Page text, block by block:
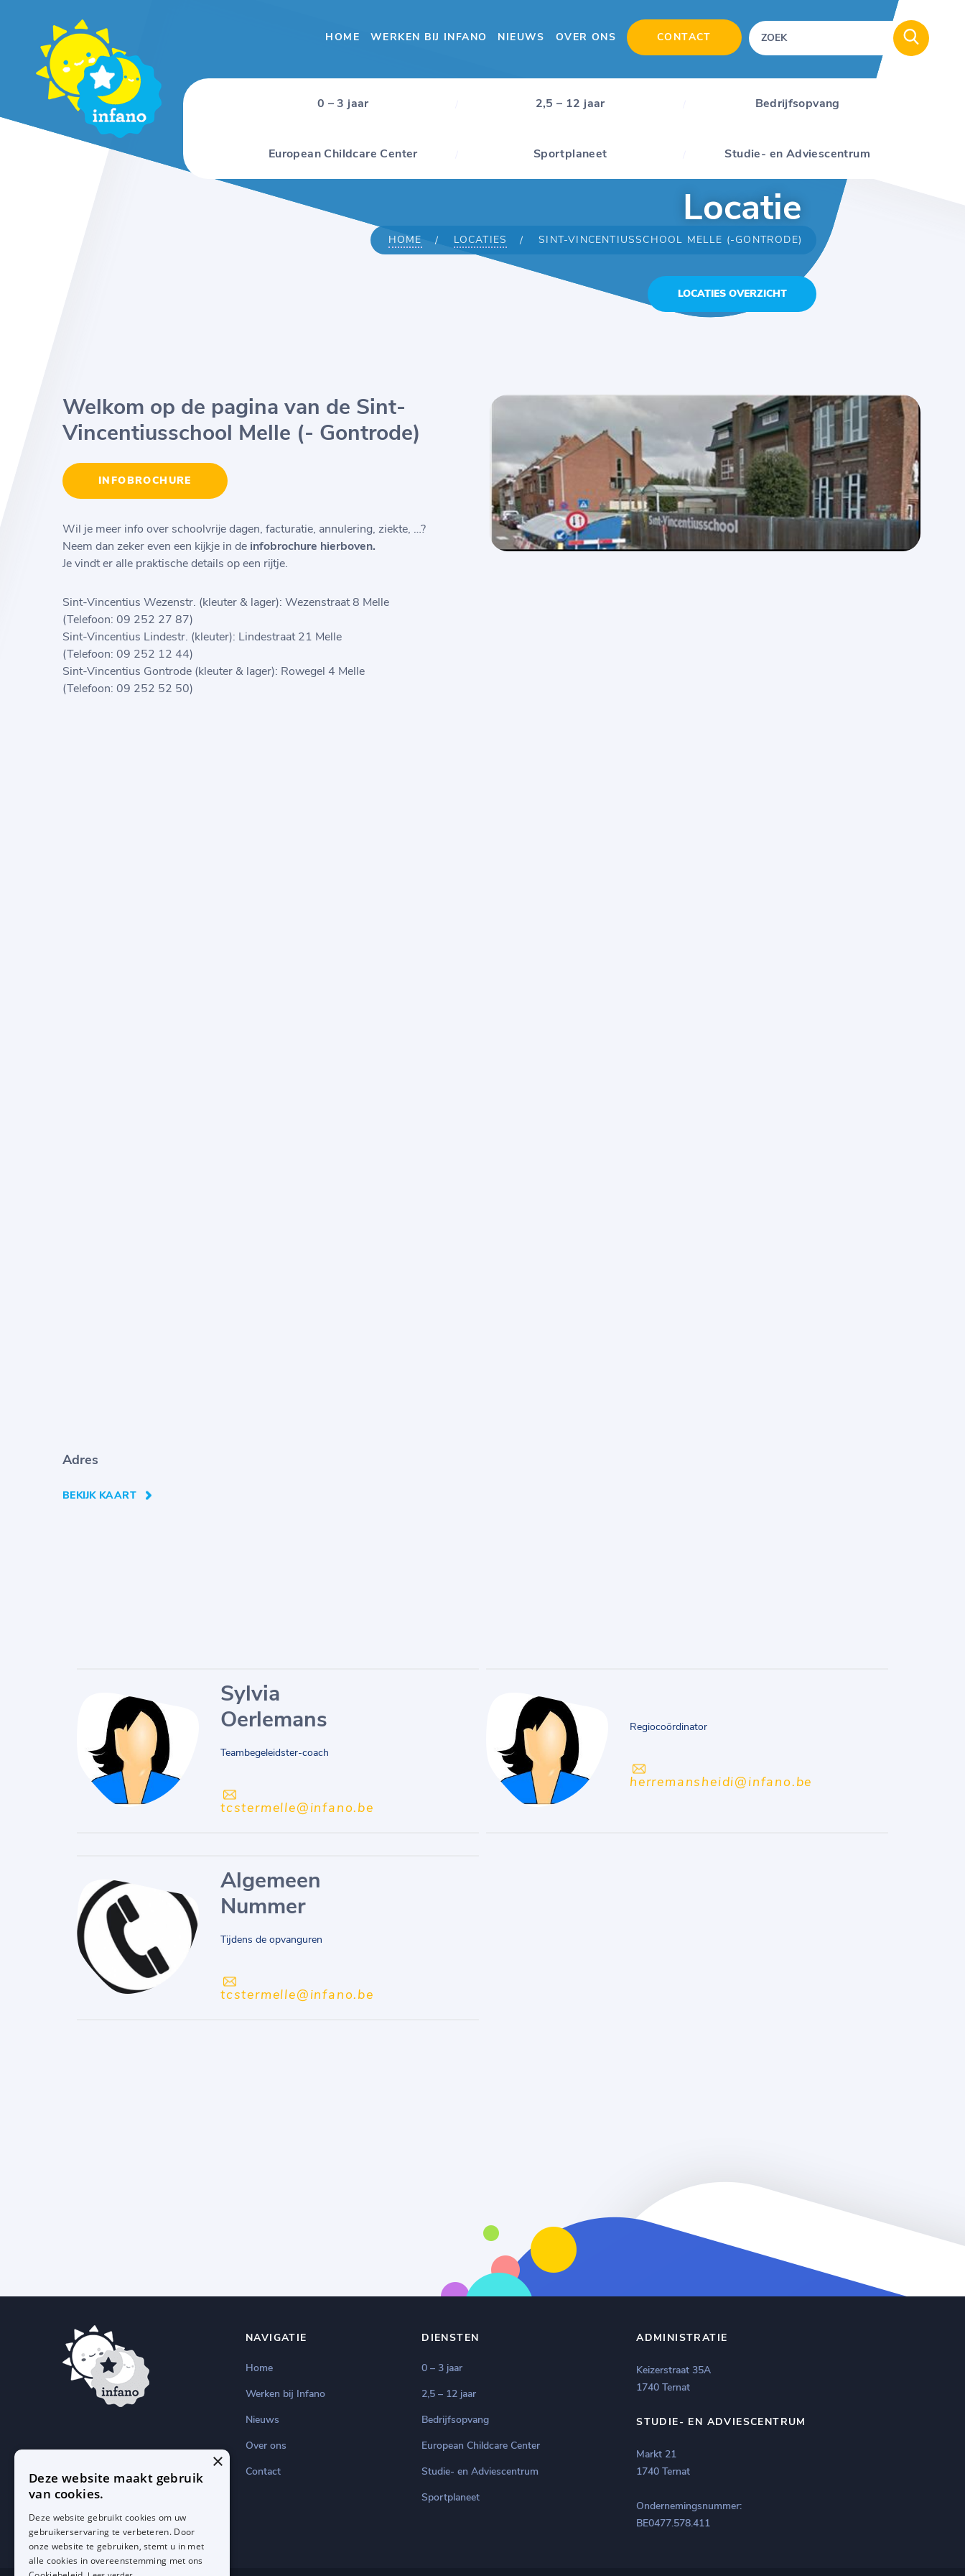
HOME WERKEN BIJ INFANO NIEUWS OVER ONS CONTACT
0 – 3 jaar 2,5 – 12 jaar Bedrijfsopvang
European Childcare Center Sportplaneet Studie- en Adviescentrum
Locatie
HOME LOCATIES SINT-VINCENTIUSSCHOOL MELLE (-GONTRODE)
LOCATIES OVERZICHT
Welkom op de pagina van de Sint-
Vincentiusschool Melle (- Gontrode)
INFOBROCHURE
Wil je meer info over schoolvrije dagen, facturatie, annulering, ziekte, …?
Neem dan zeker even een kijkje in de infobrochure hierboven.
Je vindt er alle praktische details op een rijtje.
Sint-Vincentius Wezenstr. (kleuter & lager): Wezenstraat 8 Melle
(Telefoon: 09 252 27 87)
Sint-Vincentius Lindestr. (kleuter): Lindestraat 21 Melle
(Telefoon: 09 252 12 44)
Sint-Vincentius Gontrode (kleuter & lager): Rowegel 4 Melle
(Telefoon: 09 252 52 50)
Adres
BEKIJK KAART
Sylvia
Oerlemans
Teambegeleidster-coach
tcstermelle@infano.be
Regiocoördinator
herremansheidi@infano.be
Algemeen
Nummer
Tijdens de opvanguren
tcstermelle@infano.be
NAVIGATIE
Home
Werken bij Infano
Nieuws
Over ons
Contact
DIENSTEN
0 – 3 jaar
2,5 – 12 jaar
Bedrijfsopvang
European Childcare Center
Studie- en Adviescentrum
Sportplaneet
ADMINISTRATIE
Keizerstraat 35A
1740 Ternat
STUDIE- EN ADVIESCENTRUM
Markt 21
1740 Ternat
Ondernemingsnummer:
BE0477.578.411
×
Deze website maakt gebruik
van cookies.
Deze website gebruikt cookies om uw
gebruikerservaring te verbeteren. Door
onze website te gebruiken, stemt u in met
alle cookies in overeenstemming met ons